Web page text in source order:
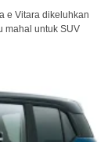
e Vitara dikeluhkan
mahal untuk SUV